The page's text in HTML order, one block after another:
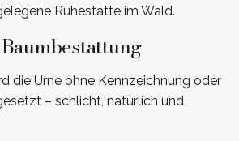
Ruhestätte im Wald.
die Urne ohne Kennzeichnung oder
– schlicht, natürlich und